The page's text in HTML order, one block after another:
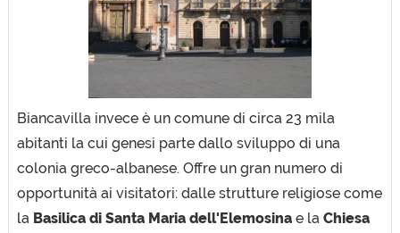
Biancavilla invece è un comune di circa 23 mila
abitanti la cui genesi parte dallo sviluppo di una
colonia greco-albanese. Offre un gran numero di
opportunità ai visitatori: dalle strutture religiose come
la Basilica di Santa Maria dell'Elemosina e la Chiesa